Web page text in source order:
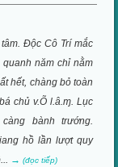
Ðộc Cô Trí mắc
năm chỉ nằm
hết, chàng bỏ toàn
chủ v.Õ l.â.ɱ. Lục
bành trướng.
hồ lần lượt quy
→(đọc tiếp)